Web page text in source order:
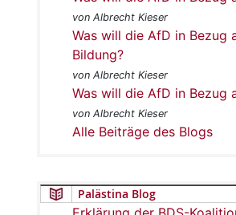
von Albrecht Kieser
Was will die AfD in Bezug
Bildung?
von Albrecht Kieser
Was will die AfD in Bezug
von Albrecht Kieser
Alle Beiträge des Blogs
Palästina Blog